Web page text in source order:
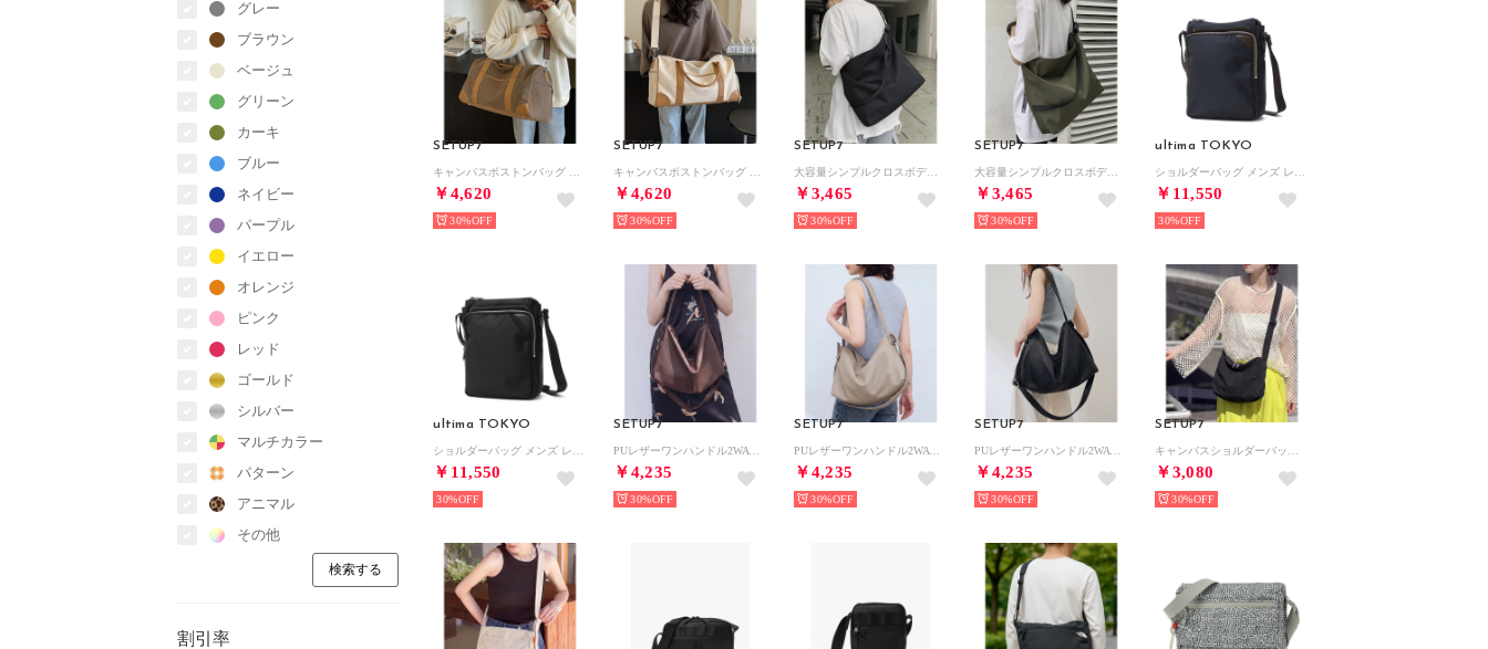
グレー
ブラウン
ベージュ
グリーン
カーキ
ブルー
ネイビー
パープル
イエロー
オレンジ
ピンク
レッド
ゴールド
シルバー
マルチカラー
パターン
アニマル
その他
割引率
SETUP7
￥4,620
30%
SETUP7
￥4,620
30%
SETUP7
￥3,465
30%
SETUP7
￥3,465
30%
ultima TOKYO
￥11,550
30%
ultima TOKYO
￥11,550
30%
SETUP7
￥4,235
30%
SETUP7
￥4,235
30%
SETUP7
￥4,235
30%
SETUP7
￥3,080
30%